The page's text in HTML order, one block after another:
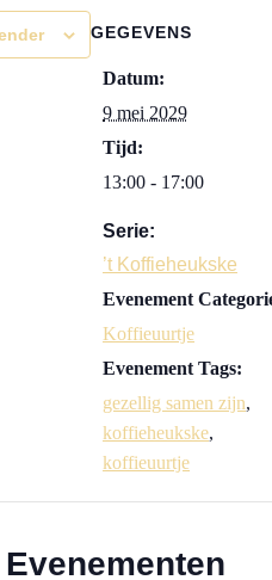
GEGEVENS
Datum:
9 mei 2029
Tijd:
13:00 - 17:00
Serie:
’t Koffieheukske
Evenement
Koffieuurtje
Evenement Tags:
gezellig samen zijn,
koffieheukske,
koffieuurtje